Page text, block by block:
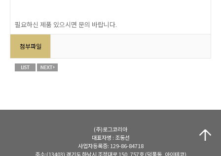
필요하신 제품 있으시면 문의 바랍니다.
첨부파일
(주)로그코리아
대표자명 : 조동선
사업자등록증: 129-86-84718
주소:(13403) 경기도 하남시 조정대로 150, 757호 (덕풍동, 아이테코)